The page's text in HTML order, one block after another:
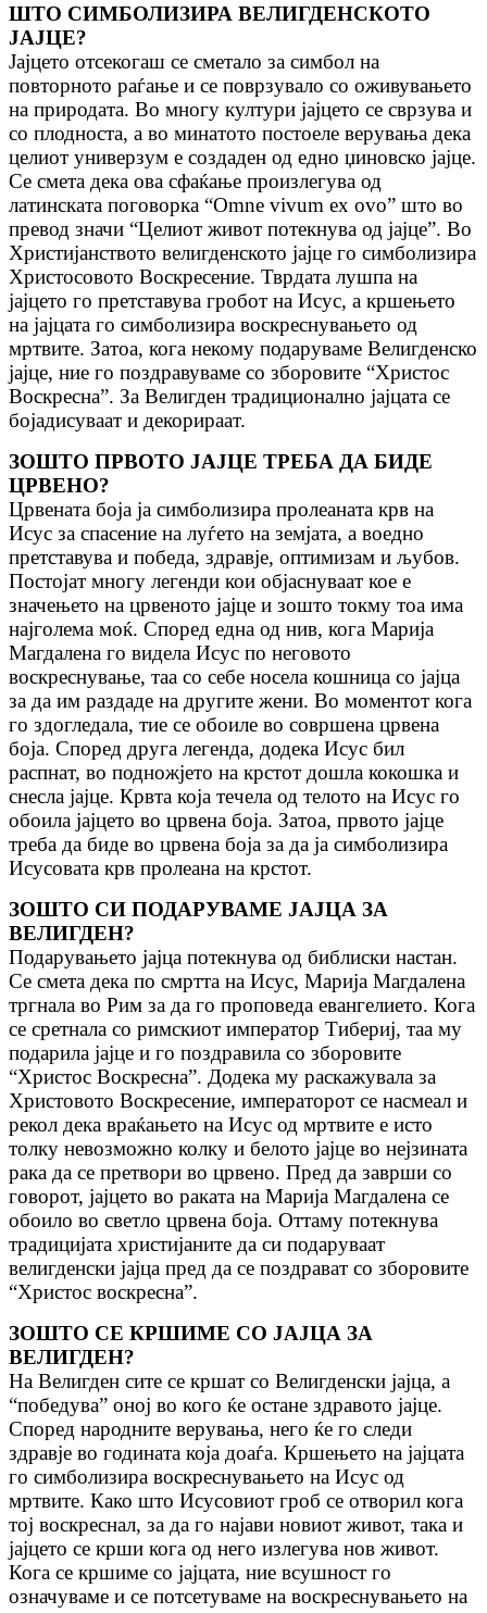
ШТО СИМБОЛИЗИРА ВЕЛИГДЕНСКОТО
ЈАЈЦЕ?
Јајцето отсекогаш се сметало за симбол на
повторното раѓање и се поврзувало со оживувањето
на природата. Во многу култури јајцето се сврзува и
со плодноста, а во минатото постоеле верувања дека
целиот универзум е создаден од едно џиновско јајце.
Се смета дека ова сфаќање произлегува од
латинската поговорка “Omne vivum ex ovo” што во
превод значи “Целиот живот потекнува од јајце”. Во
Христијанството велигденското јајце го симболизира
Христосовото Воскресение. Тврдата лушпа на
јајцето го претставува гробот на Исус, а кршењето
на јајцата го симболизира воскреснувањето од
мртвите. Затоа, кога некому подаруваме Велигденско
јајце, ние го поздравуваме со зборовите “Христос
Воскресна”. За Велигден традиционално јајцата се
бојадисуваат и декорираат.
ЗОШТО ПРВОТО ЈАЈЦЕ ТРЕБА ДА БИДЕ
ЦРВЕНО?
Црвената боја ја симболизира пролеаната крв на
Исус за спасение на луѓето на земјата, а воедно
претставува и победа, здравје, оптимизам и љубов.
Постојат многу легенди кои објаснуваат кое е
значењето на црвеното јајце и зошто токму тоа има
најголема моќ. Според една од нив, кога Марија
Магдалена го видела Исус по неговото
воскреснување, таа со себе носела кошница со јајца
за да им раздаде на другите жени. Во моментот кога
го здогледала, тие се обоиле во совршена црвена
боја. Според друга легенда, додека Исус бил
распнат, во подножјето на крстот дошла кокошка и
снесла јајце. Крвта која течела од телото на Исус го
обоила јајцето во црвена боја. Затоа, првото јајце
треба да биде во црвена боја за да ја симболизира
Исусовата крв пролеана на крстот.
ЗОШТО СИ ПОДАРУВАМЕ ЈАЈЦА ЗА
ВЕЛИГДЕН?
Подарувањето јајца потекнува од библиски настан.
Се смета дека по смртта на Исус, Марија Магдалена
тргнала во Рим за да го проповеда евангелието. Кога
се сретнала со римскиот император Тибериј, таа му
подарила јајце и го поздравила со зборовите
“Христос Воскресна”. Додека му раскажувала за
Христовото Воскресение, императорот се насмеал и
рекол дека враќањето на Исус од мртвите е исто
толку невозможно колку и белото јајце во нејзината
рака да се претвори во црвено. Пред да заврши со
говорот, јајцето во раката на Марија Магдалена се
обоило во светло црвена боја. Оттаму потекнува
традицијата христијаните да си подаруваат
велигденски јајца пред да се поздрават со зборовите
“Христос воскресна”.
ЗОШТО СЕ КРШИМЕ СО ЈАЈЦА ЗА
ВЕЛИГДЕН?
На Велигден сите се кршат со Велигденски јајца, а
“победува” оној во кого ќе остане здравото јајце.
Според народните верувања, него ќе го следи
здравје во годината која доаѓа. Кршењето на јајцата
го симболизира воскреснувањето на Исус од
мртвите. Како што Исусовиот гроб се отворил кога
тој воскреснал, за да го најави новиот живот, така и
јајцето се крши кога од него излегува нов живот.
Кога се кршиме со јајцата, ние всушност го
означуваме и се потсетуваме на воскреснувањето на